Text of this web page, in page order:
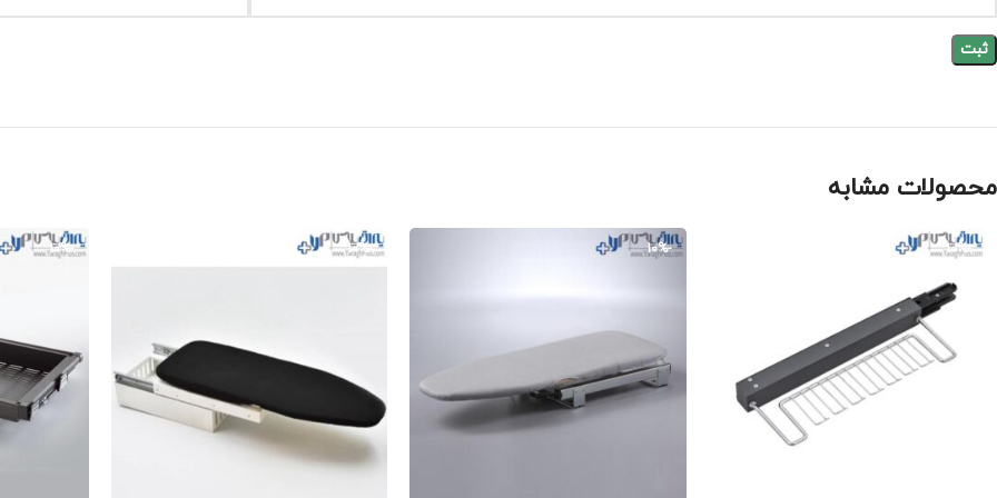
محصولات مشابه
-10%
-10%
-10%
-10%